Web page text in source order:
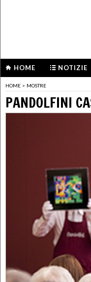
HOME NOTIZIE
HOME > MOSTRE
PANDOLFINI